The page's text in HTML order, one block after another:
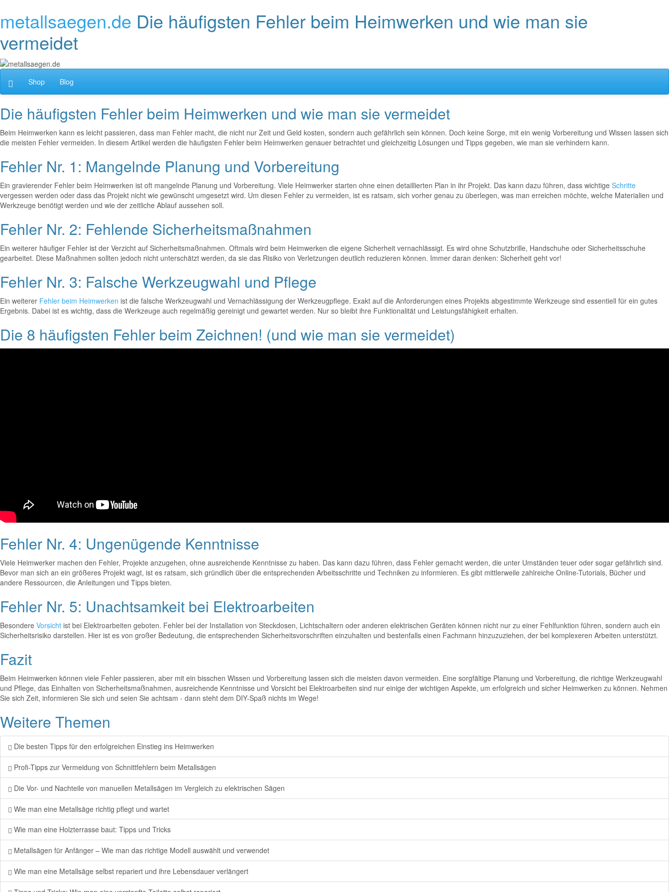
metallsaegen.de Die häufigsten Fehler beim Heimwerken und wie man sie
vermeidet
Shop Blog
Die häufigsten Fehler beim Heimwerken und wie man sie vermeidet
Beim Heimwerken kann es leicht passieren, dass man Fehler macht, die nicht nur Zeit und Geld kosten, sondern auch gefährlich sein können. Doch keine Sorge, mit ein wenig Vorbereitung und Wissen lassen sich
die meisten Fehler vermeiden. In diesem Artikel werden die häufigsten Fehler beim Heimwerken genauer betrachtet und gleichzeitig Lösungen und Tipps gegeben, wie man sie verhindern kann.
Fehler Nr. 1: Mangelnde Planung und Vorbereitung
Ein gravierender Fehler beim Heimwerken ist oft mangelnde Planung und Vorbereitung. Viele Heimwerker starten ohne einen detaillierten Plan in ihr Projekt. Das kann dazu führen, dass wichtige Schritte
vergessen werden oder dass das Projekt nicht wie gewünscht umgesetzt wird. Um diesen Fehler zu vermeiden, ist es ratsam, sich vorher genau zu überlegen, was man erreichen möchte, welche Materialien und
Werkzeuge benötigt werden und wie der zeitliche Ablauf aussehen soll.
Fehler Nr. 2: Fehlende Sicherheitsmaßnahmen
Ein weiterer häufiger Fehler ist der Verzicht auf Sicherheitsmaßnahmen. Oftmals wird beim Heimwerken die eigene Sicherheit vernachlässigt. Es wird ohne Schutzbrille, Handschuhe oder Sicherheitsschuhe
gearbeitet. Diese Maßnahmen sollten jedoch nicht unterschätzt werden, da sie das Risiko von Verletzungen deutlich reduzieren können. Immer daran denken: Sicherheit geht vor!
Fehler Nr. 3: Falsche Werkzeugwahl und Pflege
Ein weiterer Fehler beim Heimwerken ist die falsche Werkzeugwahl und Vernachlässigung der Werkzeugpflege. Exakt auf die Anforderungen eines Projekts abgestimmte Werkzeuge sind essentiell für ein gutes
Ergebnis. Dabei ist es wichtig, dass die Werkzeuge auch regelmäßig gereinigt und gewartet werden. Nur so bleibt ihre Funktionalität und Leistungsfähigkeit erhalten.
Die 8 häufigsten Fehler beim Zeichnen! (und wie man sie vermeidet)
Fehler Nr. 4: Ungenügende Kenntnisse
Viele Heimwerker machen den Fehler, Projekte anzugehen, ohne ausreichende Kenntnisse zu haben. Das kann dazu führen, dass Fehler gemacht werden, die unter Umständen teuer oder sogar gefährlich sind.
Bevor man sich an ein größeres Projekt wagt, ist es ratsam, sich gründlich über die entsprechenden Arbeitsschritte und Techniken zu informieren. Es gibt mittlerweile zahlreiche Online-Tutorials, Bücher und
andere Ressourcen, die Anleitungen und Tipps bieten.
Fehler Nr. 5: Unachtsamkeit bei Elektroarbeiten
Besondere Vorsicht ist bei Elektroarbeiten geboten. Fehler bei der Installation von Steckdosen, Lichtschaltern oder anderen elektrischen Geräten können nicht nur zu einer Fehlfunktion führen, sondern auch ein
Sicherheitsrisiko darstellen. Hier ist es von großer Bedeutung, die entsprechenden Sicherheitsvorschriften einzuhalten und bestenfalls einen Fachmann hinzuzuziehen, der bei komplexeren Arbeiten unterstützt.
Fazit
Beim Heimwerken können viele Fehler passieren, aber mit ein bisschen Wissen und Vorbereitung lassen sich die meisten davon vermeiden. Eine sorgfältige Planung und Vorbereitung, die richtige Werkzeugwahl
und Pflege, das Einhalten von Sicherheitsmaßnahmen, ausreichende Kenntnisse und Vorsicht bei Elektroarbeiten sind nur einige der wichtigen Aspekte, um erfolgreich und sicher Heimwerken zu können. Nehmen
Sie sich Zeit, informieren Sie sich und seien Sie achtsam - dann steht dem DIY-Spaß nichts im Wege!
Weitere Themen
Die besten Tipps für den erfolgreichen Einstieg ins Heimwerken
Profi-Tipps zur Vermeidung von Schnittfehlern beim Metallsägen
Die Vor- und Nachteile von manuellen Metallsägen im Vergleich zu elektrischen Sägen
Wie man eine Metallsäge richtig pflegt und wartet
Wie man eine Holzterrasse baut: Tipps und Tricks
Metallsägen für Anfänger – Wie man das richtige Modell auswählt und verwendet
Wie man eine Metallsäge selbst repariert und ihre Lebensdauer verlängert